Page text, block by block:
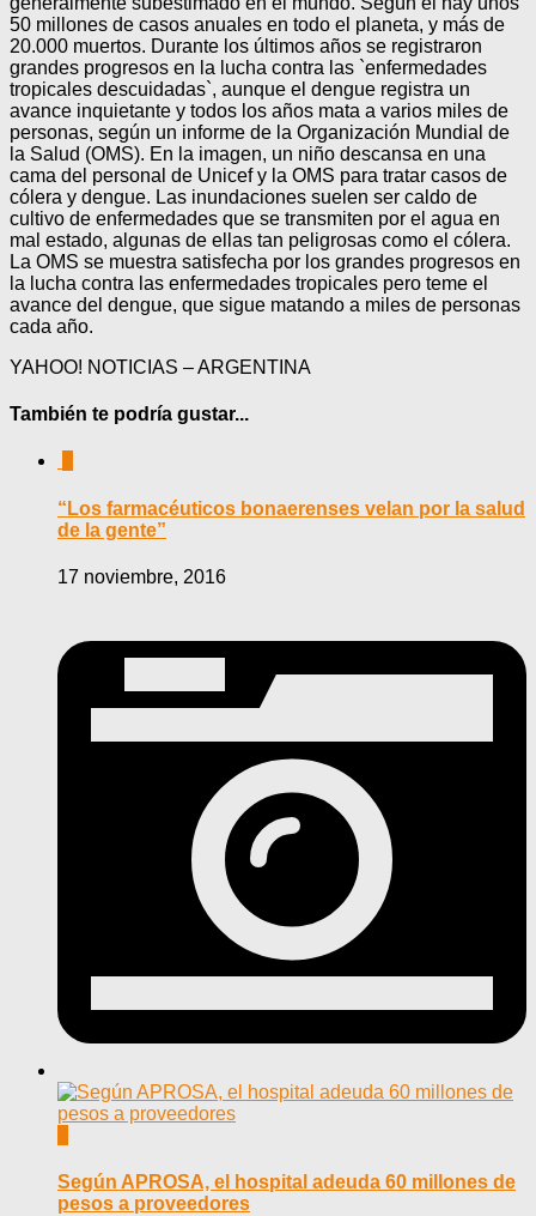
50 millones de casos anuales en todo el planeta, y más de
20.000 muertos. Durante los últimos años se registraron
grandes progresos en la lucha contra las `enfermedades
tropicales descuidadas`, aunque el dengue registra un
avance inquietante y todos los años mata a varios miles de
personas, según un informe de la Organización Mundial de
la Salud (OMS). En la imagen, un niño descansa en una
cama del personal de Unicef y la OMS para tratar casos de
cólera y dengue. Las inundaciones suelen ser caldo de
cultivo de enfermedades que se transmiten por el agua en
mal estado, algunas de ellas tan peligrosas como el cólera.
La OMS se muestra satisfecha por los grandes progresos en
la lucha contra las enfermedades tropicales pero teme el
avance del dengue, que sigue matando a miles de personas
cada año.
YAHOO! NOTICIAS – ARGENTINA
También te podría gustar...
“Los farmacéuticos bonaerenses velan por la salud
de la gente”
17 noviembre, 2016
Según APROSA, el hospital adeuda 60 millones de
pesos a proveedores